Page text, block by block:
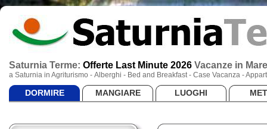
Saturnia Terme: Offerte Last Minute 2026 Vacanze in
a Saturnia in Agriturismo - Alberghi - Bed and Breakfast - Case Vacanza -
DORMIRE MANGIARE LUOGHI